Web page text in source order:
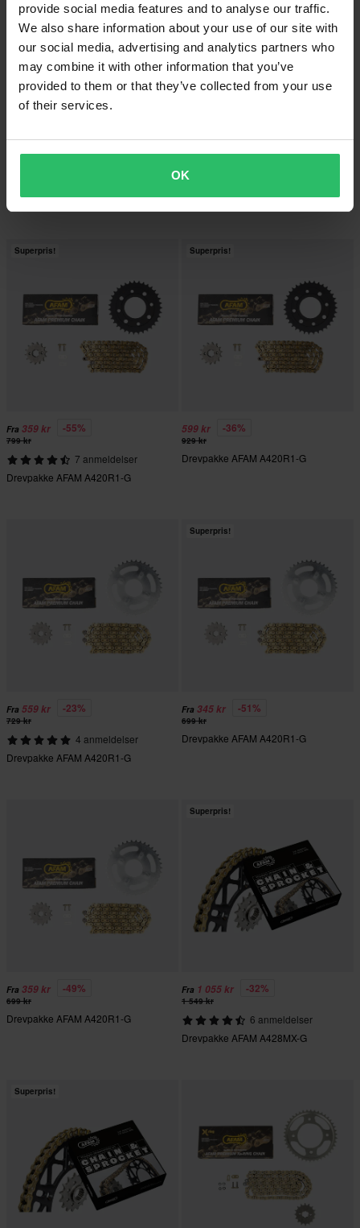
provide social media features and to analyse our traffic.
We also share information about your use of our site with
our social media, advertising and analytics partners who
may combine it with other information that you’ve
provided to them or that they’ve collected from your use
of their services.
OK
Drevpakke AFAM A420R1-G
Drevpakke AFAM A420R1-G
Superpris!
Fra 359 kr -55%
799 kr
7 anmeldelser
Drevpakke AFAM A420R1-G
Superpris!
599 kr -36%
929 kr
Drevpakke AFAM A420R1-G
Fra 559 kr -23%
729 kr
4 anmeldelser
Drevpakke AFAM A420R1-G
Superpris!
Fra 345 kr -51%
699 kr
Drevpakke AFAM A420R1-G
Fra 359 kr -49%
699 kr
Drevpakke AFAM A420R1-G
Superpris!
Fra 1 055 kr -32%
1 549 kr
6 anmeldelser
Drevpakke AFAM A428MX-G
Superpris!